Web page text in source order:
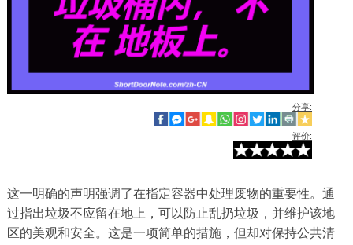
分享:
评价:
这一明确的声明强调了在指定容器中处理废物的重要性。通
过指出垃圾不应留在地上，可以防止乱扔垃圾，并维护该地
区的美观和安全。这是一项简单的措施，但却对保持公共清